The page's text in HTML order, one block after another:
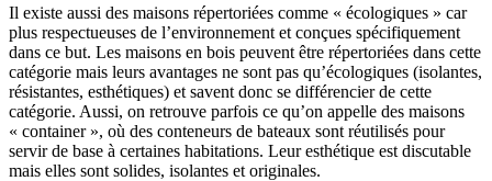
Il existe aussi des maisons répertoriées comme « écologiques » car
plus respectueuses de l’environnement et conçues spécifiquement
dans ce but. Les maisons en bois peuvent être répertoriées dans cette
catégorie mais leurs avantages ne sont pas qu’écologiques (isolantes,
résistantes, esthétiques) et savent donc se différencier de cette
catégorie. Aussi, on retrouve parfois ce qu’on appelle des maisons
« container », où des conteneurs de bateaux sont réutilisés pour
servir de base à certaines habitations. Leur esthétique est discutable
mais elles sont solides, isolantes et originales.